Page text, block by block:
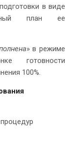
в виде
план ее
» в режиме
готовности
100%.